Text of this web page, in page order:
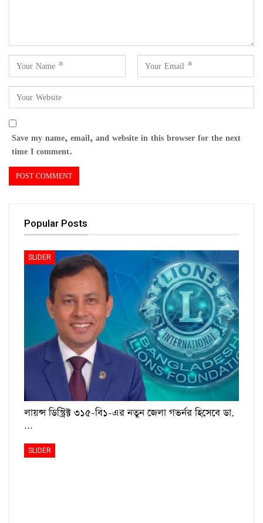
Save my name, email, and website in this browser for the next
time I comment.
Popular Posts
SLIDER
লায়ন্স ডিস্ট্রিক্ট ৩১৫-বি১-এর নতুন জেলা গভর্নর হিসেবে ডা.
…
SLIDER